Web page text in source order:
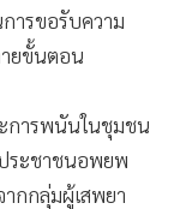
ารขอรับความ
ายขั้นตอน
การพนันในชุมชน
ระชาชนอพยพ
กกลุ่มผู้เสพยา